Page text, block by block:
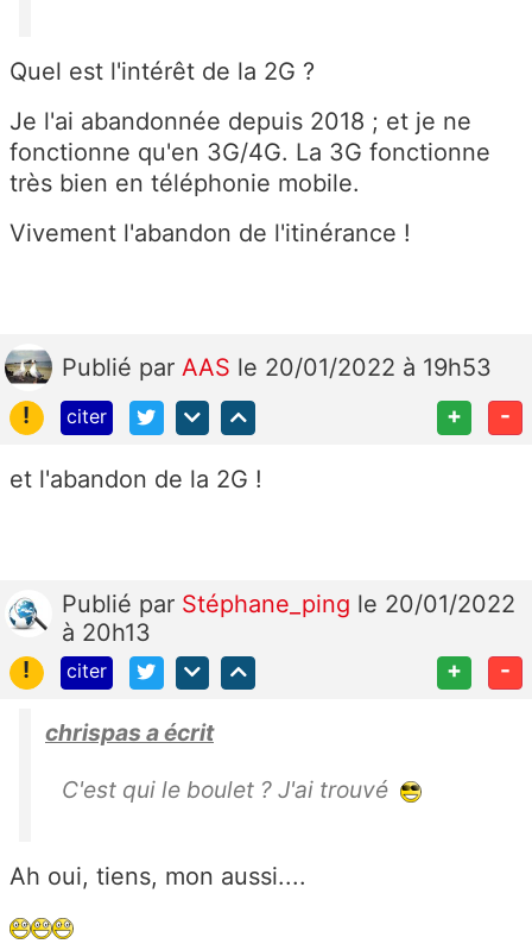
Quel est l'intérêt de la 2G ?
Je l'ai abandonnée depuis 2018 ; et je ne
fonctionne qu'en 3G/4G. La 3G fonctionne
très bien en téléphonie mobile.
Vivement l'abandon de l'itinérance !
Publié par AAS le 20/01/2022 à 19h53
!
citer + -
et l'abandon de la 2G !
Publié par Stéphane_ping le 20/01/2022
à 20h13
!
citer + -
chrispas a écrit
C'est qui le boulet ? J'ai trouvé
Ah oui, tiens, mon aussi....